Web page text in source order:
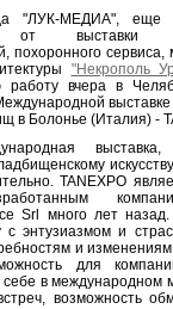
"ЛУК-МЕДИА", еще
от выставки
похоронного сервиса,
"Некрополь
работу вчера в
в Болонье (Италия) -
выставка,
TANEXPO
Srl много лет
с энтузиазмом и
и
для
в международном
возможность